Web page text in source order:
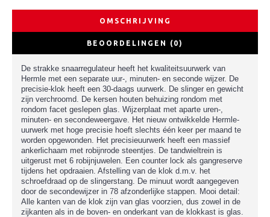
OMSCHRIJVING
BEOORDELINGEN (0)
De strakke snaarregulateur heeft het kwaliteitsuurwerk van
Hermle met een separate uur-, minuten- en seconde wijzer. De
precisie-klok heeft een 30-daags uurwerk. De slinger en gewicht
zijn verchroomd. De kersen houten behuizing rondom met
rondom facet geslepen glas. Wijzerplaat met aparte uren-,
minuten- en secondeweergave. Het nieuw ontwikkelde Hermle-
uurwerk met hoge precisie hoeft slechts één keer per maand te
worden opgewonden. Het precisieuurwerk heeft een massief
ankerlichaam met robijnrode steentjes. De tandwieltrein is
uitgerust met 6 robijnjuwelen. Een counter lock als gangreserve
tijdens het opdraaien. Afstelling van de klok d.m.v. het
schroefdraad op de slingerstang. De minuut wordt aangegeven
door de secondewijzer in 78 afzonderlijke stappen. Mooi detail:
Alle kanten van de klok zijn van glas voorzien, dus zowel in de
zijkanten als in de boven- en onderkant van de klokkast is glas.